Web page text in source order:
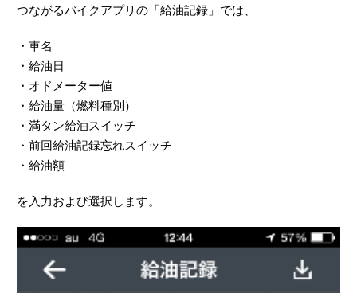
つながるバイクアプリの「給油記録」では、
・車名
・給油日
・オドメーター値
・給油量（燃料種別）
・満タン給油スイッチ
・前回給油記録忘れスイッチ
・給油額
を入力および選択します。